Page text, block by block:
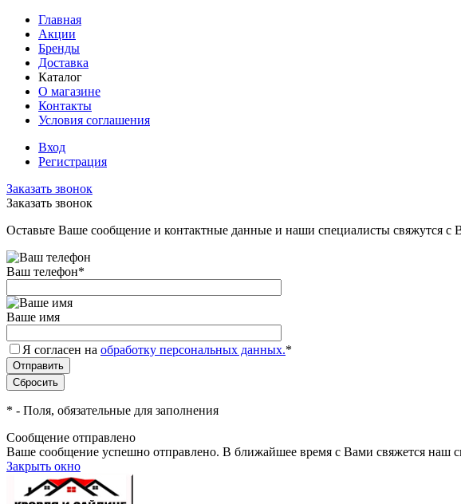
Главная
Акции
Бренды
Доставка
Каталог
О магазине
Контакты
Условия соглашения
Вход
Регистрация
Заказать звонок
Заказать звонок
Оставьте Ваше сообщение и контактные данные и наши специалисты свяжутся
Ваш телефон*
Ваше имя
Я согласен на обработку персональных данных.*
* - Поля, обязательные для заполнения
Сообщение отправлено
Ваше сообщение успешно отправлено. В ближайшее время с Вами свяжется наш
Закрыть окно